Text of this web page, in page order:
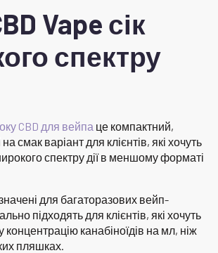
Vape сік
спектру
CBD для вейпа це компактний,
смак варіант для клієнтів, які хочуть
спектру дії в меншому форматі
для багаторазових вейп-
підходять для клієнтів, які хочуть
канабіноїдів на мл, ніж
пляшках.